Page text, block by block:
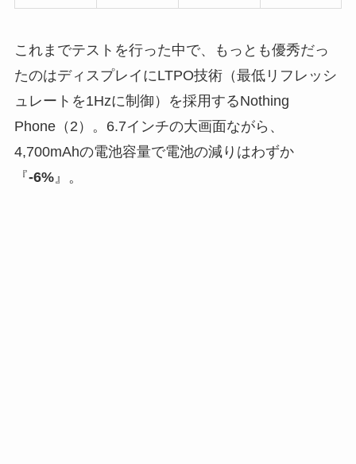
これまでテストを行った中で、もっとも優秀だっ
たのはディスプレイにLTPO技術（最低リフレッシ
ュレートを1Hzに制御）を採用するNothing
Phone（2）。6.7インチの大画面ながら、
4,700mAhの電池容量で電池の減りはわずか
『-6%』。